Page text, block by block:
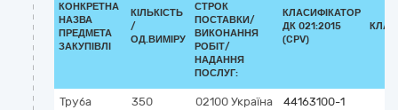
КОНКРЕТНА
НАЗВА
ПРЕДМЕТА
ЗАКУПІВЛІ
КІЛЬКІСТЬ
/
ОД.ВИМІРУ
СТРОК
ПОСТАВКИ/
ВИКОНАННЯ
РОБІТ/
НАДАННЯ
ПОСЛУГ:
КЛАСИФІКАТОР
ДК 021:2015
(CPV)
Труба
350
02100 Україна
44163100-1